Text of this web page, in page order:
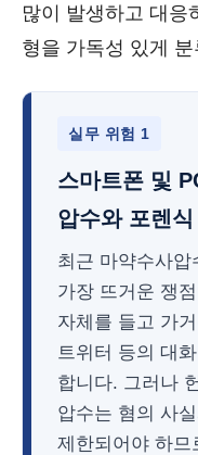
많이 발생하고 대응
형을 가독성 있게
실무 위험 1
스마트폰 및
압수와 포렌식
최근 마약수사압
가장 뜨거운 쟁
자체를 들고 가
트위터 등의 대
합니다. 그러나
압수는 혐의 사
제한되어야 하므